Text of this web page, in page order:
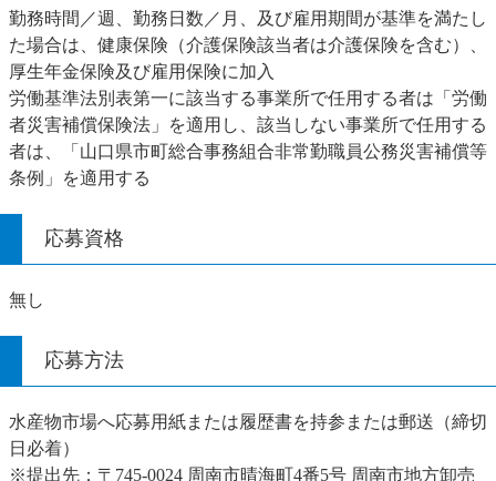
勤務時間／週、勤務日数／月、及び雇用期間が基準を満たし
た場合は、健康保険（介護保険該当者は介護保険を含む）、
厚生年金保険及び雇用保険に加入
労働基準法別表第一に該当する事業所で任用する者は「労働
者災害補償保険法」を適用し、該当しない事業所で任用する
者は、「山口県市町総合事務組合非常勤職員公務災害補償等
条例」を適用する
応募資格
無し
応募方法
水産物市場へ応募用紙または履歴書を持参または郵送（締切
日必着）
※提出先：〒745-0024 周南市晴海町4番5号 周南市地方卸売